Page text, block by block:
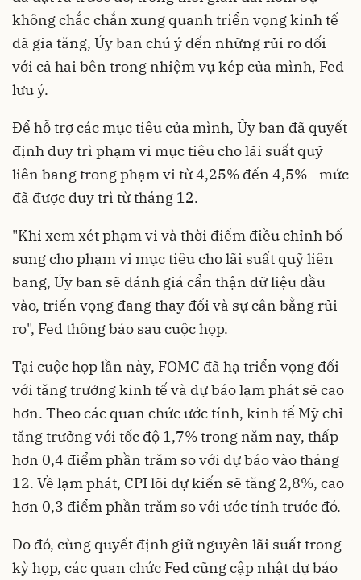
không chắc chắn xung quanh triển vọng kinh tế
đã gia tăng, Ủy ban chú ý đến những rủi ro đối
với cả hai bên trong nhiệm vụ kép của mình, Fed
lưu ý.
Để hỗ trợ các mục tiêu của mình, Ủy ban đã quyết
định duy trì phạm vi mục tiêu cho lãi suất quỹ
liên bang trong phạm vi từ 4,25% đến 4,5% - mức
đã được duy trì từ tháng 12.
"Khi xem xét phạm vi và thời điểm điều chỉnh bổ
sung cho phạm vi mục tiêu cho lãi suất quỹ liên
bang, Ủy ban sẽ đánh giá cẩn thận dữ liệu đầu
vào, triển vọng đang thay đổi và sự cân bằng rủi
ro", Fed thông báo sau cuộc họp.
Tại cuộc họp lần này, FOMC đã hạ triển vọng đối
với tăng trưởng kinh tế và dự báo lạm phát sẽ cao
hơn. Theo các quan chức ước tính, kinh tế Mỹ chỉ
tăng trưởng với tốc độ 1,7% trong năm nay, thấp
hơn 0,4 điểm phần trăm so với dự báo vào tháng
12. Về lạm phát, CPI lõi dự kiến sẽ tăng 2,8%, cao
hơn 0,3 điểm phần trăm so với ước tính trước đó.
Do đó, cùng quyết định giữ nguyên lãi suất trong
kỳ họp, các quan chức Fed cũng cập nhật dự báo